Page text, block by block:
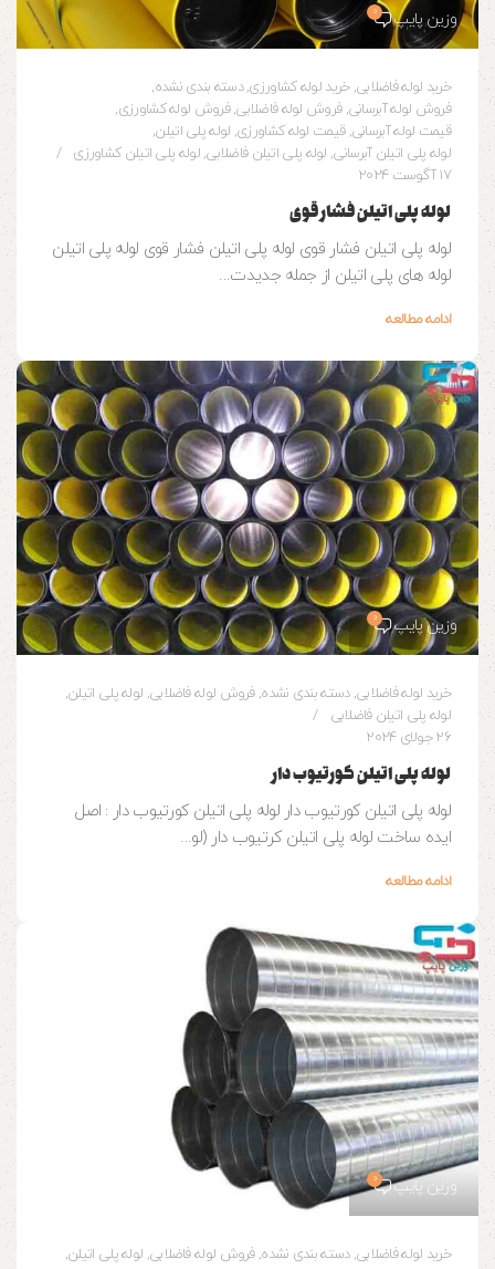
وزین پایپ 0
خرید لوله فاضلابی,خرید لوله کشاورزی,دسته بندی نشده,
فروش لوله آبرسانی,فروش لوله فاضلابی,فروش لوله کشاورزی,
قیمت لوله آبرسانی,قیمت لوله کشاورزی, لوله پلی اتیلن,
لوله پلی اتیلن آبرسانی, لوله پلی اتیلن فاضلابی,لوله پلی اتیلن کشاورزی
17 آگوست 2024
لوله پلی اتیلن فشار قوی
لوله پلی اتیلن فشار قوی لوله پلی اتیلن فشار قوی لوله پلی اتیلن
لوله های پلی اتیلن از جمله جدیدت...
ادامه مطالعه
وزین پایپ 0
خرید لوله فاضلابی,دسته بندی نشده,فروش لوله فاضلابی, لوله پلی اتیلن,
لوله پلی اتیلن فاضلابی
26 جولای 2024
لوله پلی اتیلن کورتیوب دار
لوله پلی اتیلن کورتیوب دار لوله پلی اتیلن کورتیوب دار : اصل
ایده ساخت لوله پلی اتیلن کرتیوب دار (لو...
ادامه مطالعه
وزین پایپ 0
خرید لوله فاضلابی,دسته بندی نشده,فروش لوله فاضلابی, لوله پلی اتیلن,